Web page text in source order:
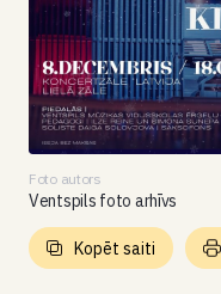
Foto autors
Ventspils foto arhīvs
Kopēt saiti